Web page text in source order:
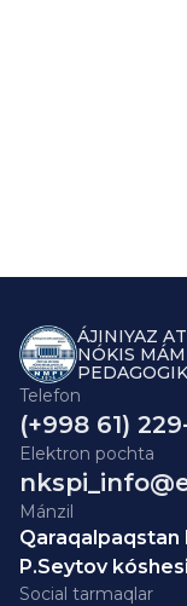
ÁJINIYAZ
NÓKIS
Telefon
(+998 61)
Elektron pochta
Mánzil
Qaraqalpaqstan
P.Seytov
Social tarmaqlar